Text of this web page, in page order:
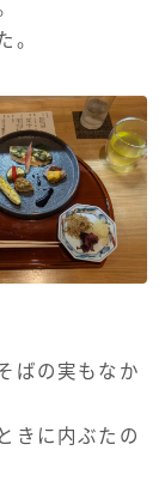
。
ばの実もなか
きに内ぶたの